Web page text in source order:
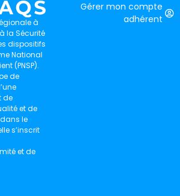
à
la Sécurité
dispositifs
National
(PNSP).
de
de
et de
le
s’inscrit
et de
Gérer mon compte
adhérent